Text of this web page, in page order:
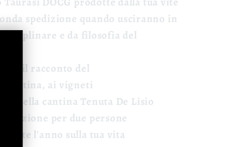
spedizione quando usciranno in
e da filosofia del
il racconto del
cantina, ai vigneti
della cantina Tenuta De Lisio
per due persone
durante l'anno sulla tua vita